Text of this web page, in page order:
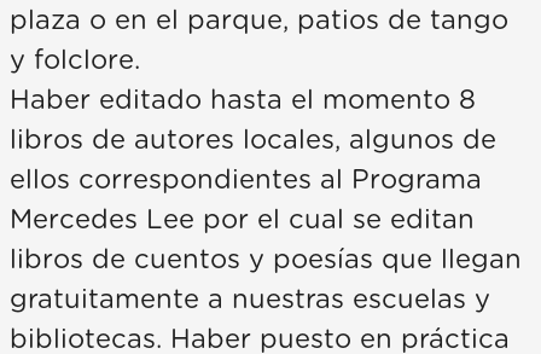
plaza o en el parque, patios de tango
y folclore.
Haber editado hasta el momento 8
libros de autores locales, algunos de
ellos correspondientes al Programa
Mercedes Lee por el cual se editan
libros de cuentos y poesías que llegan
gratuitamente a nuestras escuelas y
bibliotecas. Haber puesto en práctica